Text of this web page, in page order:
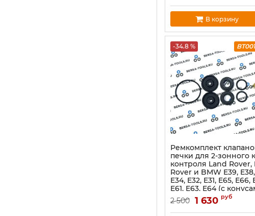
В корзину
-34.8 %
Ремкомплект
печки для 2-зонного
контроля Land Rover,
Rover и BMW E39,
E34, E32, E31, E65, E66,
E61, E63, E64 (с
2 500 1 630 руб